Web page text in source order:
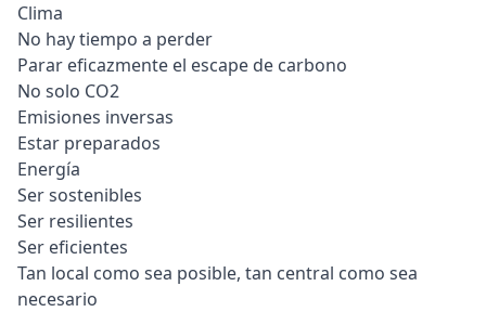
Clima
No hay tiempo a perder
Parar eficazmente el escape de carbono
No solo CO2
Emisiones inversas
Estar preparados
Energía
Ser sostenibles
Ser resilientes
Ser eficientes
Tan local como sea posible, tan central como sea
necesario